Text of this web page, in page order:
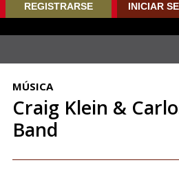
REGISTRARSE INICIAR
MÚSICA
Craig Klein &
Band